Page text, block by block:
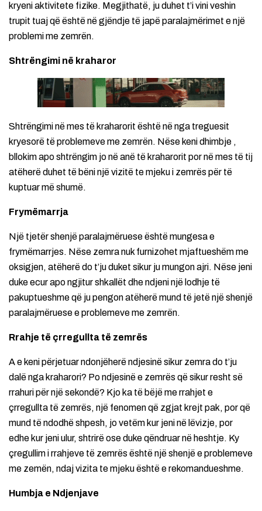
kryeni aktivitete fizike. Megjithatë, ju duhet t’i vini veshin
trupit tuaj që është në gjëndje të japë paralajmërimet e një
problemi me zemrën.
Shtrëngimi në kraharor
Shtrëngimi në mes të kraharorit është në nga treguesit
kryesorë të problemeve me zemrën. Nëse keni dhimbje ,
bllokim apo shtrëngim jo në anë të kraharorit por në mes të tij
atëherë duhet të bëni një vizitë te mjeku i zemrës për të
kuptuar më shumë.
Frymëmarrja
Një tjetër shenjë paralajmëruese është mungesa e
frymëmarrjes. Nëse zemra nuk furnizohet mjaftueshëm me
oksigjen, atëherë do t’ju duket sikur ju mungon ajri. Nëse jeni
duke ecur apo ngjitur shkallët dhe ndjeni një lodhje të
pakuptueshme që ju pengon atëherë mund të jetë një shenjë
paralajmëruese e problemeve me zemrën.
Rrahje të çrregullta të zemrës
A e keni përjetuar ndonjëherë ndjesinë sikur zemra do t’ju
dalë nga kraharori? Po ndjesinë e zemrës që sikur resht së
rrahuri për një sekondë? Kjo ka të bëjë me rrahjet e
çrregullta të zemrës, një fenomen që zgjat krejt pak, por që
mund të ndodhë shpesh, jo vetëm kur jeni në lëvizje, por
edhe kur jeni ulur, shtrirë ose duke qëndruar në heshtje. Ky
çregullim i rrahjeve të zemrës është një shenjë e problemeve
me zemën, ndaj vizita te mjeku është e rekomandueshme.
Humbja e Ndjenjave